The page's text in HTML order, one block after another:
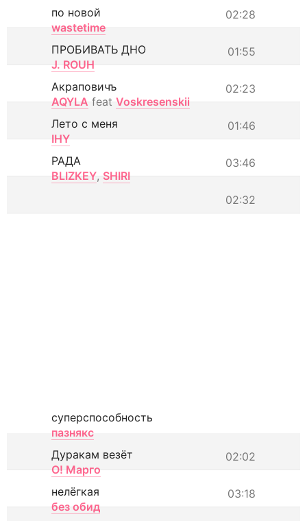
02:28
по новой
wastetime
01:55
ПРОБИВАТЬ ДНО
J. ROUH
02:23
Акраповичъ
AQYLA feat Voskresenskii
01:46
Лето с меня
IHY
03:46
РАДА
BLIZKEY, SHIRI
02:32
суперспособность
пазнякс
02:02
Дуракам везёт
О! Марго
03:18
нелёгкая
без обид